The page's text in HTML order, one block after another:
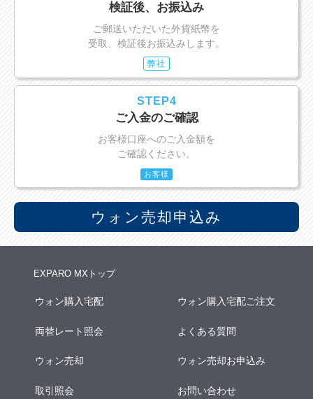
検証後、お振込み
ご郵送いただいた外貨紙幣を
受取、検証後お振込みします。
弊社
STEP4
ご入金のご確認
お客様口座へのご入金額を
ご確認ください。
お客様
ウォン売却申込み
EXPARO MXトップ
ウォン購入宅配 ウォン購入宅配ご注文
両替レート照会 よくある質問
ウォン売却 ウォン売却お申込み
取引照会 お問い合わせ